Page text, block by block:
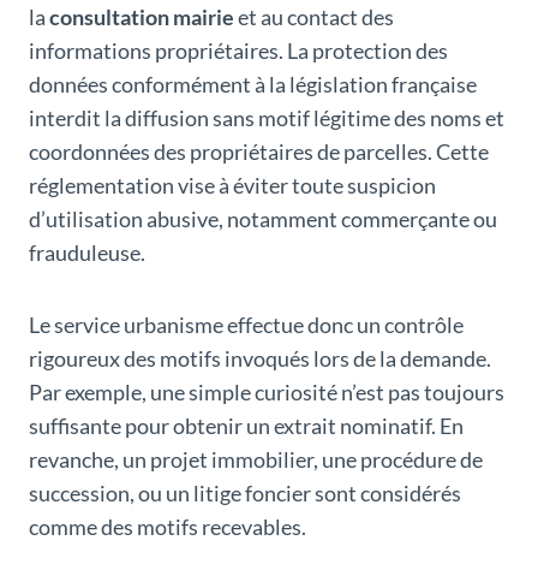
laconsultation mairieet au contact des
informations propriétaires. La protection des
données conformément à la législation française
interdit la diffusion sans motif légitime des noms et
coordonnées des propriétaires de parcelles. Cette
réglementation vise à éviter toute suspicion
d’utilisation abusive, notamment commerçante ou
frauduleuse.
Le service urbanisme effectue donc un contrôle
rigoureux des motifs invoqués lors de la demande.
Par exemple, une simple curiosité n’est pas toujours
suffisante pour obtenir un extrait nominatif. En
revanche, un projet immobilier, une procédure de
succession, ou un litige foncier sont considérés
comme des motifs recevables.